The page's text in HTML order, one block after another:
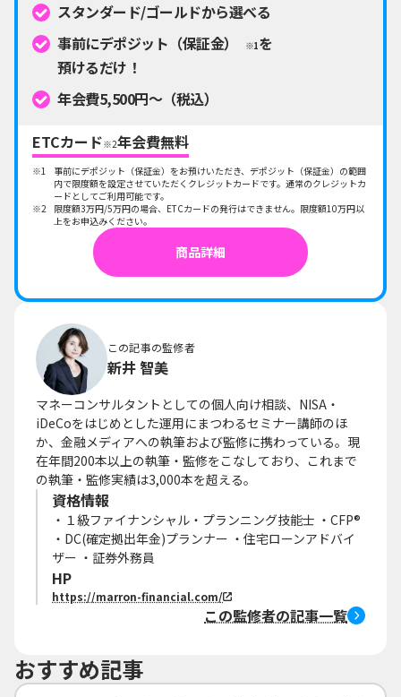
スタンダード/ゴールドから選べる
事前にデポジット（保証金）
※1を
預けるだけ！
年会費5,500円～（税込）
ETCカード※2年会費無料
事前にデポジット（保証金）をお預けいただき、デポジット（保証金）の範囲
内で限度額を設定させていただくクレジットカードです。通常のクレジットカ
ードとしてご利用可能です。
限度額3万円/5万円の場合、ETCカードの発行はできません。限度額10万円以
上をお申込みください。
商品詳細
この記事の監修者
新井 智美
マネーコンサルタントとしての個人向け相談、NISA・
iDeCoをはじめとした運用にまつわるセミナー講師のほ
か、金融メディアへの執筆および監修に携わっている。現
在年間200本以上の執筆・監修をこなしており、これまで
の執筆・監修実績は3,000本を超える。
資格情報
・１級ファイナンシャル・プランニング技能士 ・CFP®
・DC(確定拠出年金)プランナー ・住宅ローンアドバイ
ザー ・証券外務員
HP
https://marron-financial.com/
この監修者の記事一覧
おすすめ記事